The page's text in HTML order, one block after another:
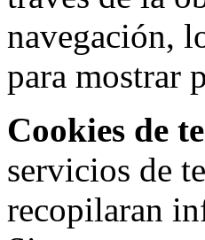
navegación,
para mostrar
Cookies de
servicios de
recopilaran